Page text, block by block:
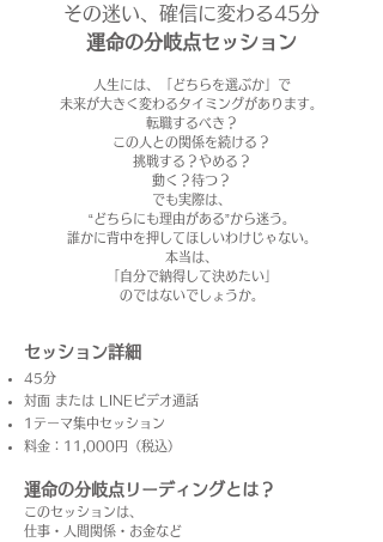
その迷い、確信に変わる45分
運命の分岐点セッション
人生には、
「どちらを選ぶか」で
未来が大きく変わるタイミングがあります。
転職するべき？
この人との関係を続ける？
挑戦する？やめる？
動く？待つ？
でも実際は、
“どちらにも理由がある”から迷う。
誰かに背中を押してほしいわけじゃない。
本当は、
「自分で納得して決めたい」
のではないでしょうか。
セッション詳細
45分
対面 または LINEビデオ通話
1テーマ集中セッション
料金： 11,000円（税込）
運命の分岐点リーディングとは？
このセッションは、
仕事・人間関係・お金など